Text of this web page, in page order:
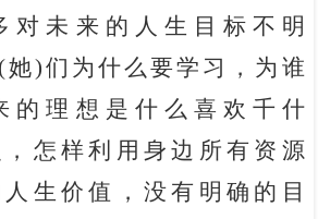
对未来的人生目标不明
)们为什么要学习，为谁
的理想是什么喜欢千什
怎样利用身边所有资源
生价值，没有明确的目